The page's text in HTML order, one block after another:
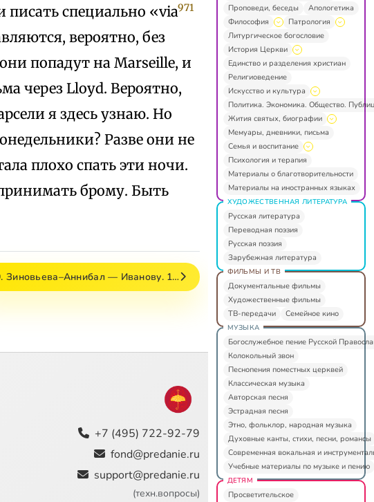
писать специально «via971
вероятно, без
попадут на Marseille, и
через Lloyd. Вероятно,
я здесь узнаю. Но
Разве они не
плохо спать эти ночи.
брому. Быть
Зиновьева–Аннибал — Иванову. 1…
+7 (495) 722-92-79
fond@predanie.ru
support@predanie.ru
(техн.вопросы)
Проповеди, беседы
Апологетика
Философия
Патрология
Литургическое богословие
История Церкви
Единство и разделения христиан
Религиоведение
Искусство и культура
Политика. Экономика. Общество.
Жития святых, биографии
Мемуары, дневники, письма
Семья и воспитание
Психология и терапия
Материалы о благотворительности
Материалы на иностранных языках
ХУДОЖЕСТВЕННАЯ ЛИТЕРАТУРА
Русская литература
Переводная поэзия
Русская поэзия
Зарубежная литература
ФИЛЬМЫ И ТВ
Документальные фильмы
Художественные фильмы
ТВ-передачи
Семейное кино
МУЗЫКА
Богослужебное пение Русской
Колокольный звон
Песнопения поместных церквей
Классическая музыка
Авторская песня
Эстрадная песня
Этно, фольклор, народная музыка
Духовные канты, стихи, песни, романсы
Современная вокальная и
Учебные материалы по музыке и пению
ДЕТЯМ
Просветительское